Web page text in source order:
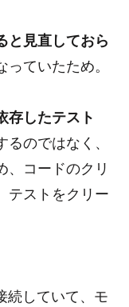
と見直しておら
っていたため。
存したテスト
のではなく、
、コードのクリ
テストをクリー
続していて、モ